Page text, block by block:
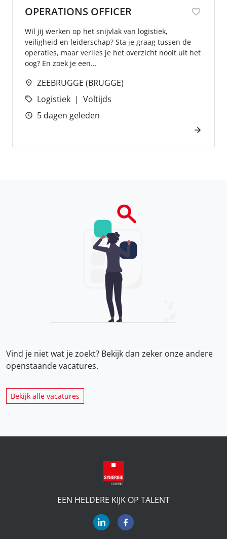
OPERATIONS OFFICER
Wil jij werken op het snijvlak van logistiek,
veiligheid en leiderschap? Sta je graag tussen de
operaties, maar verlies je het overzicht nooit uit het
oog? En zoek je een...
ZEEBRUGGE (BRUGGE)
Logistiek
Voltijds
5 dagen geleden
Vind je niet wat je zoekt? Bekijk dan zeker onzeandere
openstaande vacatures.
Bekijk alle vacatures
EEN HELDERE KIJK OP TALENT